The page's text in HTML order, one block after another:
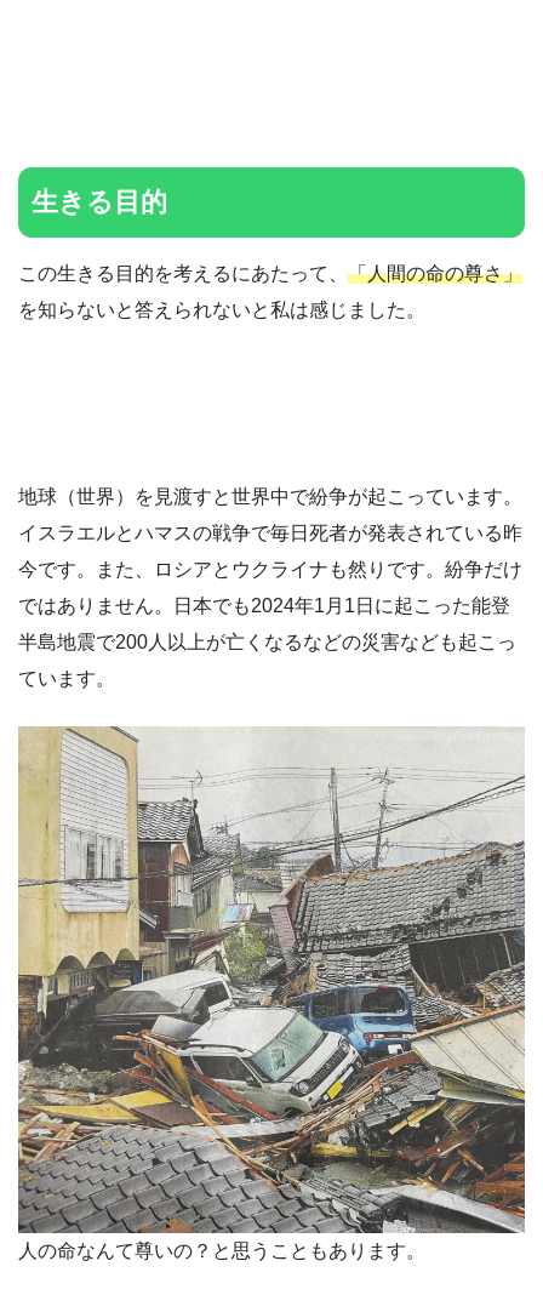
生きる目的
この生きる目的を考えるにあたって、 「人間の命の尊さ」
を知らないと答えられないと私は感じました。
地球（世界）を見渡すと世界中で紛争が起こっています。
イスラエルとハマスの戦争で毎日死者が発表されている昨
今です。また、ロシアとウクライナも然りです。紛争だけ
ではありません。日本でも2024年1月1日に起こった能登
半島地震で200人以上が亡くなるなどの災害なども起こっ
ています。
人の命なんて尊いの？と思うこともあります。